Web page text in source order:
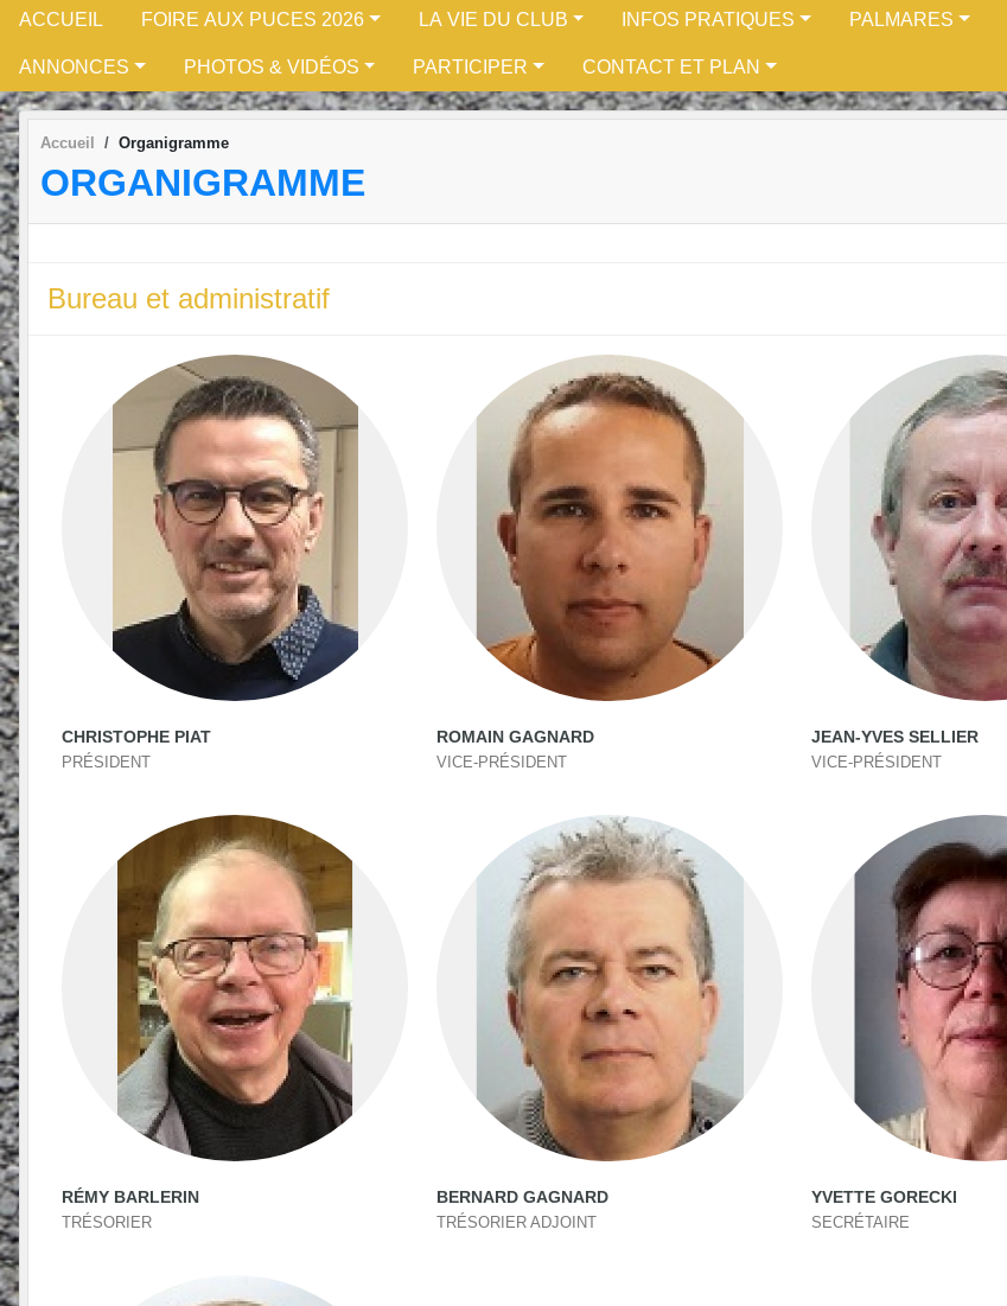
ACCUEIL FOIRE AUX PUCES 2026 LA VIE DU CLUB INFOS PRATIQUES PALMARES
ANNONCES PHOTOS & VIDÉOS PARTICIPER CONTACT ET PLAN
Accueil Organigramme
ORGANIGRAMME
Bureau et administratif
CHRISTOPHE PIAT
PRÉSIDENT
ROMAIN GAGNARD
VICE-PRÉSIDENT
JEAN-YVES SELLIER
VICE-PRÉSIDENT
RÉMY BARLERIN
TRÉSORIER
BERNARD GAGNARD
TRÉSORIER ADJOINT
YVETTE GORECKI
SECRÉTAIRE